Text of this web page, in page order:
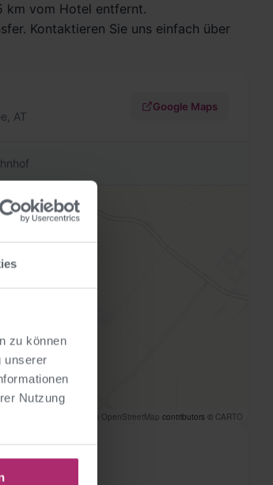
zu können
unserer
Nutzung
km vom Hotel entfernt.
Kontaktieren Sie uns einfach über
AT
Google Maps
OpenStreetMap contributors © CARTO